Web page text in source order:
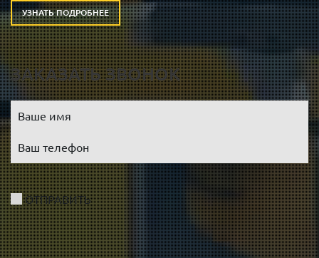
УЗНАТЬ ПОДРОБНЕЕ
ЗАКАЗАТЬ ЗВОНОК
ОТПРАВИТЬ